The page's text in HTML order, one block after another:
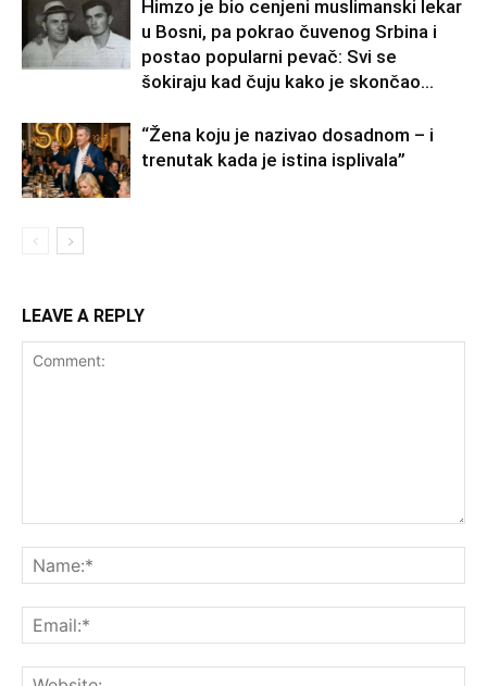
Himzo je bio cenjeni muslimanski lekar
u Bosni, pa pokrao čuvenog Srbina i
postao popularni pevač: Svi se
šokiraju kad čuju kako je skončao...
“Žena koju je nazivao dosadnom – i
trenutak kada je istina isplivala”
LEAVE A REPLY